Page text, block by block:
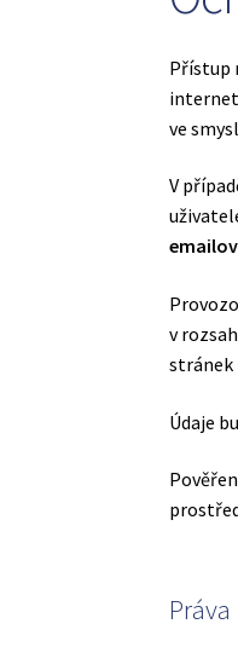
Přístup
ve
V
v
stránek
Údaje